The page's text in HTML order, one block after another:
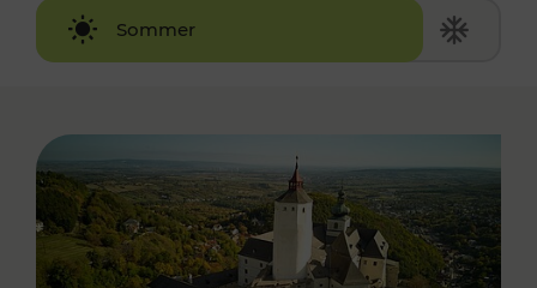
Sommer
Winter